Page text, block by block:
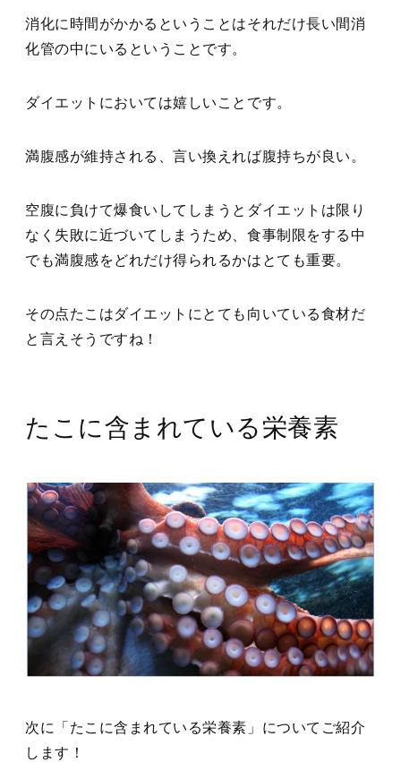
消化に時間がかかるということはそれだけ長い間消
化管の中にいるということです。
ダイエットにおいては嬉しいことです。
満腹感が維持される、言い換えれば腹持ちが良い。
空腹に負けて爆食いしてしまうとダイエットは限り
なく失敗に近づいてしまうため、食事制限をする中
でも満腹感をどれだけ得られるかはとても重要。
その点たこはダイエットにとても向いている食材だ
と言えそうですね！
たこに含まれている栄養素
次に「たこに含まれている栄養素」についてご紹介
します！